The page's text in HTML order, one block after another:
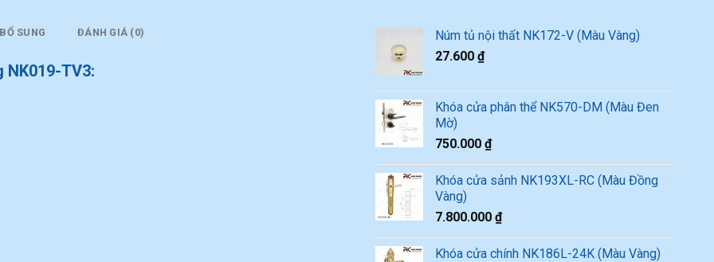
SUNG ĐÁNH GIÁ (0)
NK019-TV3:
Núm tủ nội thất NK172-V (Màu Vàng)
27.600₫
Khóa cửa phân thể NK570-DM (Màu Đen
Mờ)
750.000₫
Khóa cửa sảnh NK193XL-RC (Màu Đồng
Vàng)
7.800.000₫
Khóa cửa chính NK186L-24K (Màu Vàng)